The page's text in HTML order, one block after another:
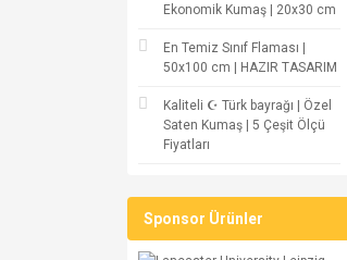
Ekonomik Kumaş | 20x30 cm
En Temiz Sınıf Flaması |
50x100 cm | HAZIR TASARIM
Kaliteli ☪ Türk bayrağı | Özel
Saten Kumaş | 5 Çeşit Ölçü
Fiyatları
Sponsor Ürünler